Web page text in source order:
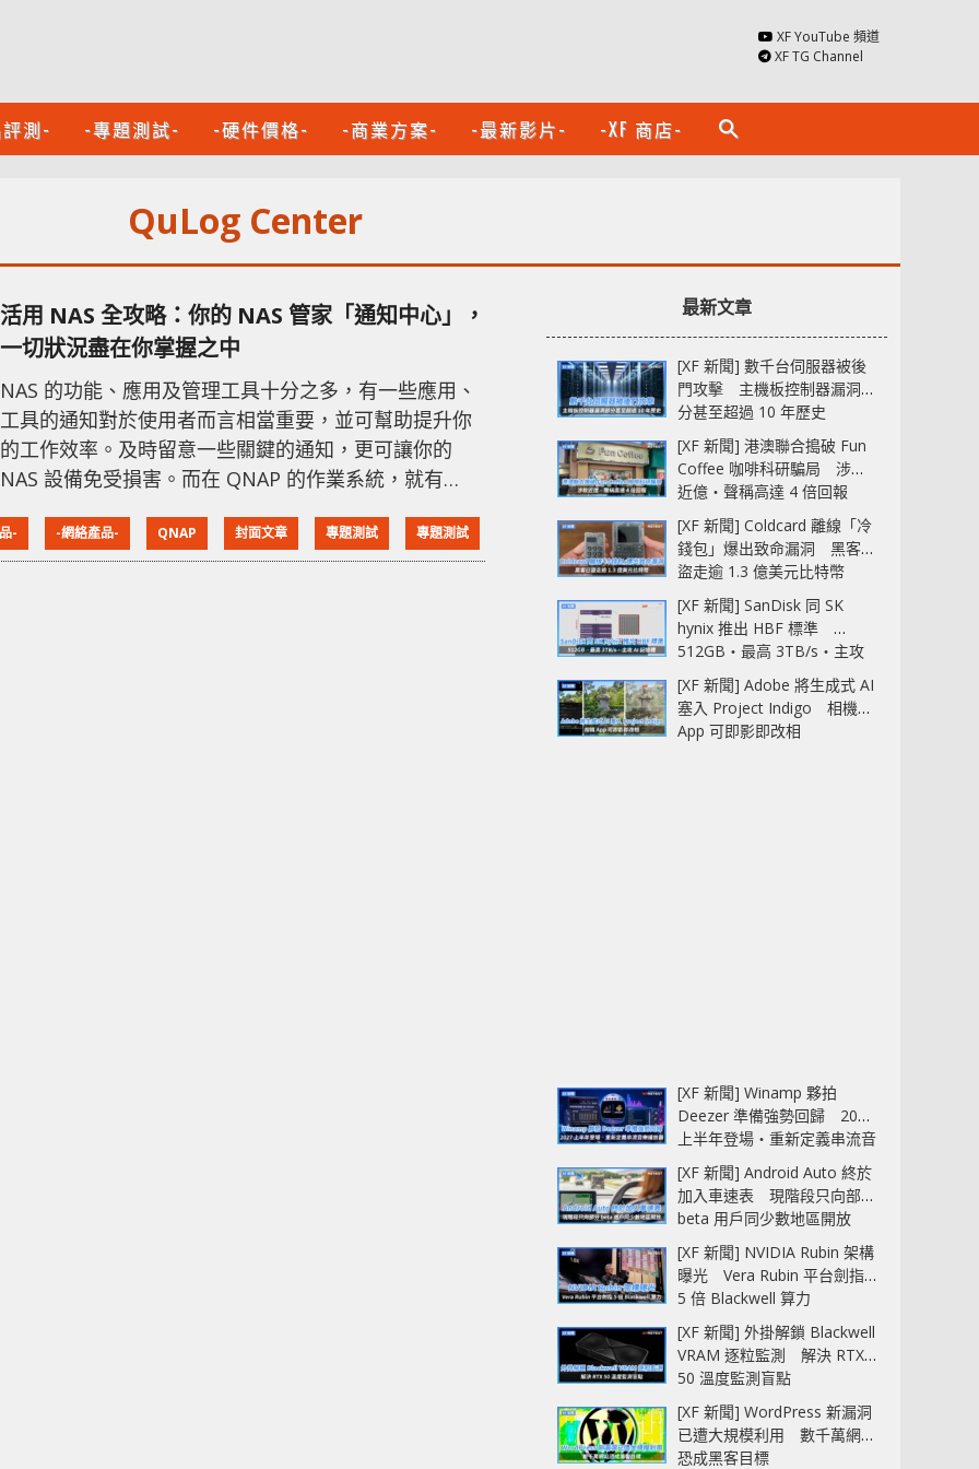
XF YouTube 頻道
XF TG Channel
測- -專題測試- -硬件價格- -商業方案- -最新影片- -XF 商店- search
QuLog Center
活用 NAS 全攻略：你的 NAS 管家「通知中心」，
一切狀況盡在你掌握之中
NAS 的功能、應用及管理工具十分之多，有一些應用、
工具的通知對於使用者而言相當重要，並可幫助提升你
的工作效率。及時留意一些關鍵的通知，更可讓你的
NAS 設備免受損害。而在 QNAP 的作業系統，就有
心」和「Qmiix Agent」，專門記錄、管理各種通知，
同時你亦可以建立「自定規則」來選擇要接收的通知，
- -網絡產品- QNAP 封面文章 專題測試 專題測試
最新文章
[XF 新聞] 數千台伺服器被後
門攻擊 主機板控制器漏洞部
分甚至超過 10 年歷史
[XF 新聞] 港澳聯合搗破 Fun
Coffee 咖啡科研騙局 涉款
近億‧聲稱高達 4 倍回報
[XF 新聞] Coldcard 離線「冷
錢包」爆出致命漏洞 黑客已
盜走逾 1.3 億美元比特幣
[XF 新聞] SanDisk 同 SK
hynix 推出 HBF 標準
512GB‧最高 3TB/s‧主攻
AI 記憶體
[XF 新聞] Adobe 將生成式 AI
塞入 Project Indigo 相機
App 可即影即改相
[XF 新聞] Winamp 夥拍
Deezer 準備強勢回歸 2027
上半年登場‧重新定義串流音
樂播放器
[XF 新聞] Android Auto 終於
加入車速表 現階段只向部分
beta 用戶同少數地區開放
[XF 新聞] NVIDIA Rubin 架構
曝光 Vera Rubin 平台劍指
5 倍 Blackwell 算力
[XF 新聞] 外掛解鎖 Blackwell
VRAM 逐粒監測 解決 RTX
50 溫度監測盲點
[XF 新聞] WordPress 新漏洞
已遭大規模利用 數千萬網站
恐成黑客目標